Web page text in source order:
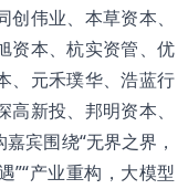
伟业、本草资本、
资本、杭实资管、优
、元禾璞华、浩蓝行
新投、邦明资本、
宾围绕“无界之界，
”“产业重构，大模型